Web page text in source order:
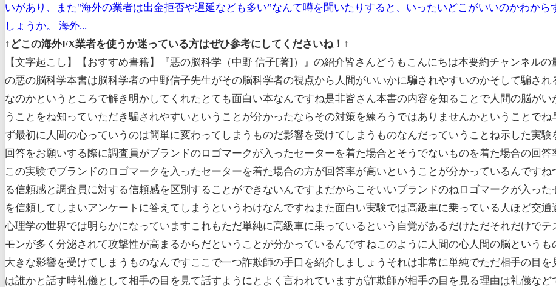
いがあり、また"海外の業者は出金拒否や遅延なども多い”なんて噂を聞いたりすると、いったいどこがいいのかわか
しょうか。 海外...
↑どこの海外FX業者を使うか迷っている方はぜひ参考にしてくださいね！↑
【文字起こし】【おすすめ書籍】『悪の脳科学（中野 信子[著]）』の紹介皆さんどうもこんにちは本要約チャンネル
の悪の脳科学本書は脳科学者の中野信子先生がその脳科学者の視点から人間がいいかに騙されやすいのかそして騙さ
なのかというところで解き明かしてくれたとても面白い本なんですね是非皆さん本書の内容を知ることで人間の脳が
うことをね知っていただき騙されやすいということが分かったならその対策を練ろうではありませんかということで
ず最初に人間の心っていうのは簡単に変わってしまうものだ影響を受けてしまうものなんだっていうことね示した実
回答をお願いする際に調査員がブランドのロゴマークが入ったセーターを着た場合とそうでないものを着た場合の回
この実験でブランドのロゴマークを入ったセーターを着た場合の方が回答率が高いということが分かっているんです
る信頼感と調査員に対する信頼感を区別することができないんですよだからこそいいブランドのねロゴマークが入っ
を信頼してしまいアンケートに答えてしまうというわけなんですねまた面白い実験では高級車に乗っている人ほど交
心理学の世界では明らかになっていますこれもただ単純に高級車に乗っているという自覚があるだけただそれだけで
モンが多く分泌されて攻撃性が高まるからだということが分かっているんですねこのように人間の心人間の脳という
大きな影響を受けてしまうものなんですここで一つ詐欺師の手口を紹介しましょうそれは非常に単純でただ相手の目
は誰かと話す時礼儀として相手の目を見て話すようにとよく言われていますが詐欺師が相手の目を見る理由は礼儀な